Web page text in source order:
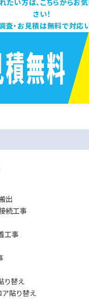
たい方は、こちらからお
さい！
査・お見積は無料で対応
出
続工事
工事
り替え
ア貼り替え